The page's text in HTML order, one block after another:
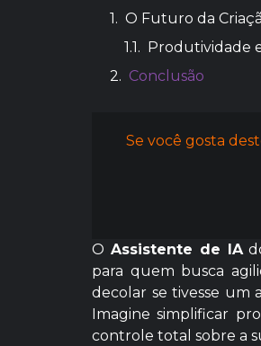
O Futuro da
Produtividade
Conclusão
Se você gosta
O Assistente de IA
para quem busca
decolar se tivesse um
Imagine simplificar
controle total sobre a